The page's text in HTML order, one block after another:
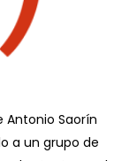
Antonio Saorín
a un grupo de